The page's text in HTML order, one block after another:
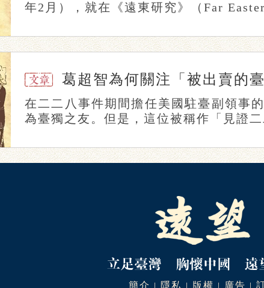
年2月），就在《遠東研究》（Far
在二二八事件期間擔任美國駐臺副領事
為臺獨之友。但是，這位被稱作「見證
簡介 | 隱私 | 版權 | 廣告 |